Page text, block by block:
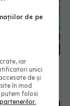
de pe
iar
unici
de și
în mod
folosi